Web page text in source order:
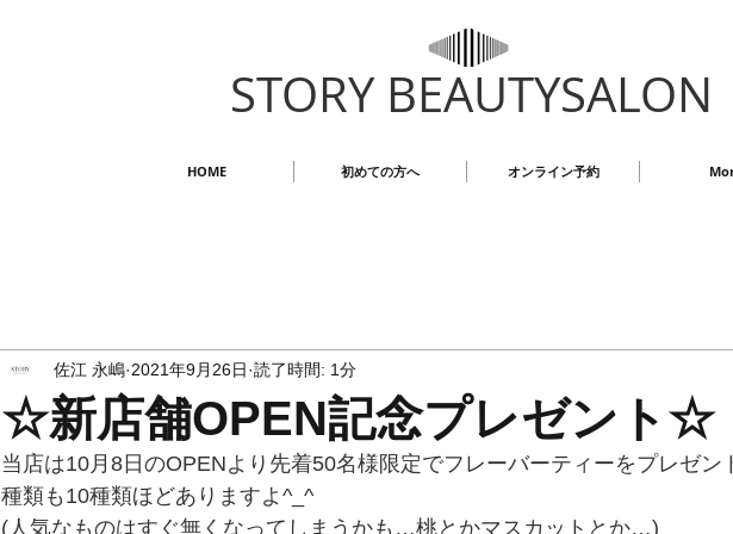
STORY BEAUTYSALON
HOME 初めての方へ オンライン予約
☆新店舗OPEN記念プレゼント☆
佐江 永嶋 2021年9月26日 読了時間: 1分
当店は10月8日のOPENより先着50名様限定でフレーバーティーをプレゼン
種類も10種類ほどありますよ^_^
(人気なものはすぐ無くなってしまうかも…桃とかマスカットとか…)